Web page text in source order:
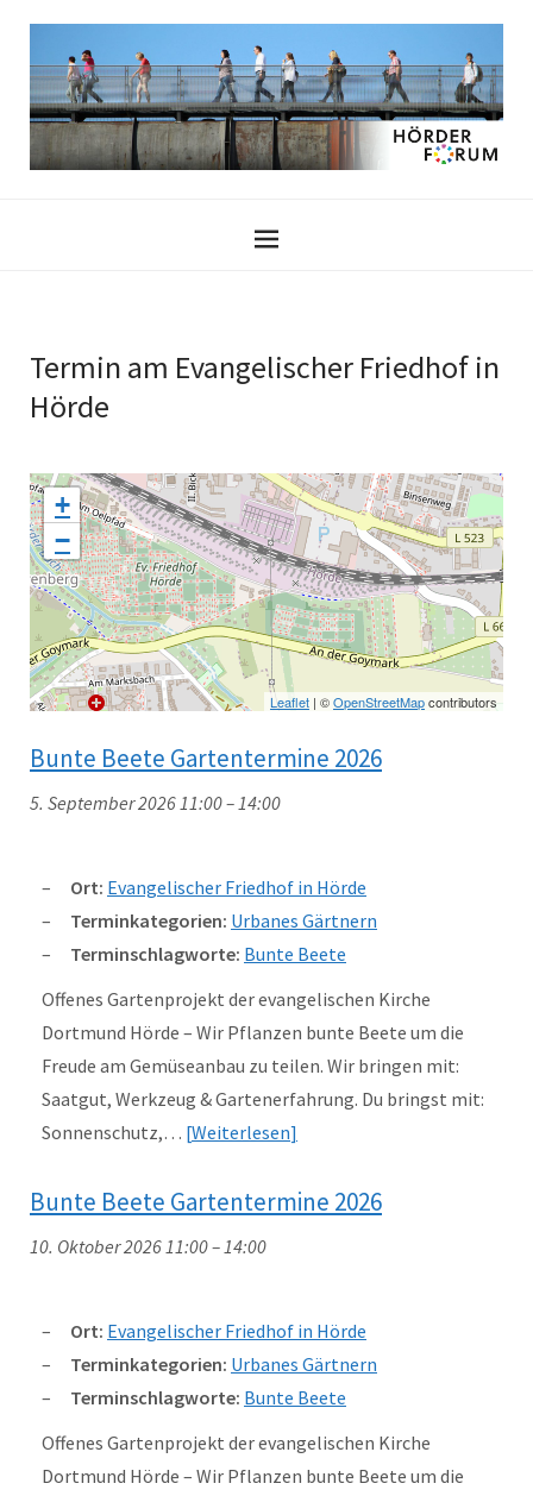
Termin am Evangelischer Friedhof in
Hörde
+
−
Leaflet | ©OpenStreetMapcontributors
Bunte Beete Gartentermine 2026
5. September 2026 11:00–14:00
Ort: Evangelischer Friedhof in Hörde
Terminkategorien: Urbanes Gärtnern
Terminschlagworte: Bunte Beete
Offenes Gartenprojekt der evangelischen Kirche
Dortmund Hörde – Wir Pflanzen bunte Beete um die
Freude am Gemüseanbau zu teilen. Wir bringen mit:
Saatgut, Werkzeug & Gartenerfahrung. Du bringst mit:
Sonnenschutz,… Weiterlesen
Bunte Beete Gartentermine 2026
10. Oktober 2026 11:00–14:00
Ort: Evangelischer Friedhof in Hörde
Terminkategorien: Urbanes Gärtnern
Terminschlagworte: Bunte Beete
Offenes Gartenprojekt der evangelischen Kirche
Dortmund Hörde – Wir Pflanzen bunte Beete um die